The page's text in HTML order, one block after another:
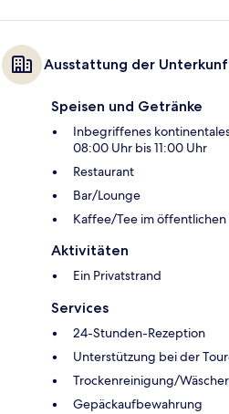
Ausstattung der
Speisen und Getränke
Inbegriffenes
08:00 Uhr bis 11:00 Uhr
Restaurant
Bar/Lounge
Kaffee/Tee im öffentlichen
Aktivitäten
Ein Privatstrand
Services
24-Stunden-Rezeption
Unterstützung bei der
Trockenreinigung/
Gepäckaufbewahrung